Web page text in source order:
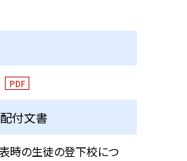
PDF
付文書
時の生徒の登下校につ